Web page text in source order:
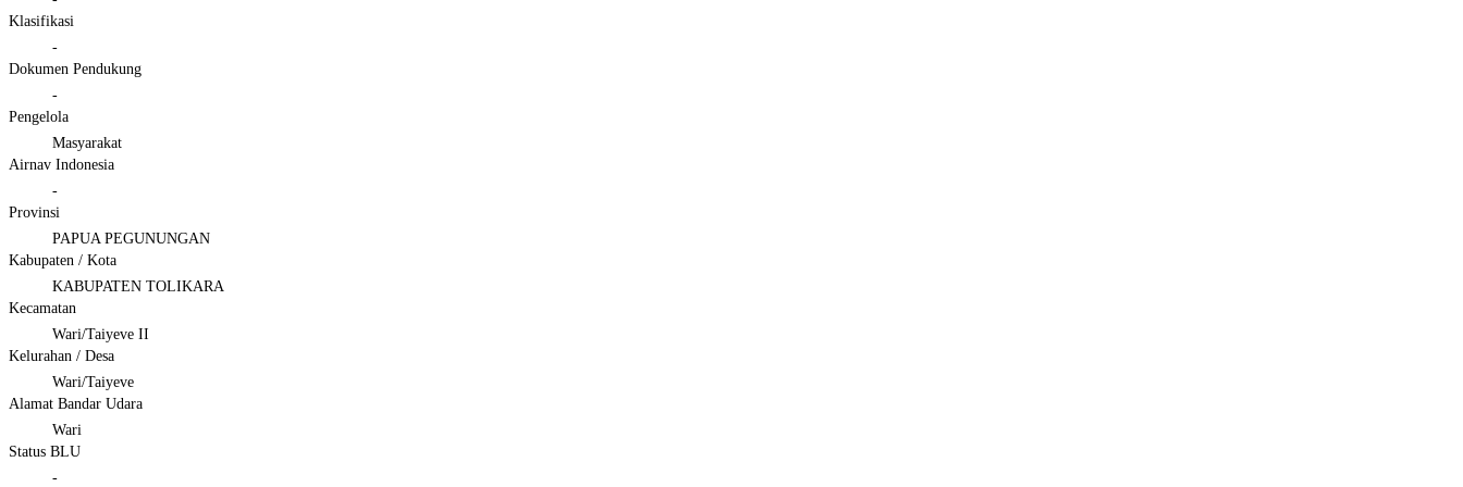
Klasifikasi
-
Dokumen Pendukung
-
Pengelola
Masyarakat
Airnav Indonesia
-
Provinsi
PAPUA PEGUNUNGAN
Kabupaten / Kota
KABUPATEN TOLIKARA
Kecamatan
Wari/Taiyeve II
Kelurahan / Desa
Wari/Taiyeve
Alamat Bandar Udara
Wari
Status BLU
-